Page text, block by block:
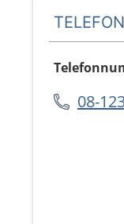
TELEFON
08-